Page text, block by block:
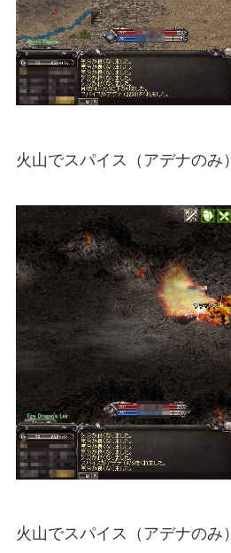
火山でスパイス（アデナのみ）
火山でスパイス（アデナのみ）